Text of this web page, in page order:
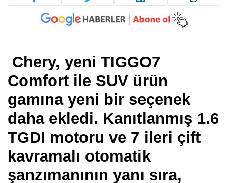
Chery, yeni TIGGO7
Comfort ile SUV ürün
gamına yeni bir seçenek
daha ekledi. Kanıtlanmış 1.6
TGDI motoru ve 7 ileri çift
kavramalı otomatik
şanzımanının yanı sıra,